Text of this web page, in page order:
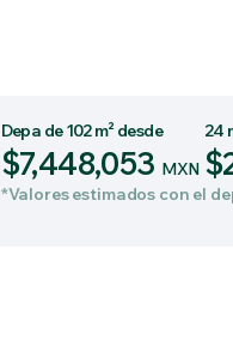
Depa de 102 m² desde
$7,448,053 MXN
24
*Valores estimados con el